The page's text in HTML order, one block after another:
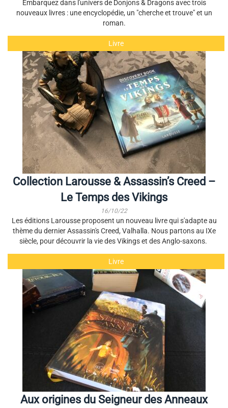
Embarquez dans l'univers de Donjons & Dragons avec trois
nouveaux livres : une encyclopédie, un "cherche et trouve" et un
roman.
Livre
Collection Larousse & Assassin’s Creed –
Le Temps des Vikings
16/10/22
Les éditions Larousse proposent un nouveau livre qui s'adapte au
thème du dernier Assassin's Creed, Valhalla. Nous partons au IXe
siècle, pour découvrir la vie des Vikings et des Anglo-saxons.
Livre
Aux origines du Seigneur des Anneaux